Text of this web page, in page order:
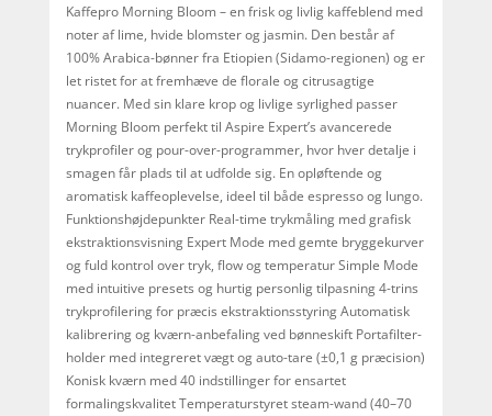
Kaffepro Morning Bloom – en frisk og livlig kaffeblend med
noter af lime, hvide blomster og jasmin. Den består af
100% Arabica-bønner fra Etiopien (Sidamo-regionen) og er
let ristet for at fremhæve de florale og citrusagtige
nuancer. Med sin klare krop og livlige syrlighed passer
Morning Bloom perfekt til Aspire Expert’s avancerede
trykprofiler og pour-over-programmer, hvor hver detalje i
smagen får plads til at udfolde sig. En opløftende og
aromatisk kaffeoplevelse, ideel til både espresso og lungo.
Funktionshøjdepunkter Real-time trykmåling med grafisk
ekstraktionsvisning Expert Mode med gemte bryggekurver
og fuld kontrol over tryk, flow og temperatur Simple Mode
med intuitive presets og hurtig personlig tilpasning 4-trins
trykprofilering for præcis ekstraktionsstyring Automatisk
kalibrering og kværn-anbefaling ved bønneskift Portafilter-
holder med integreret vægt og auto-tare (±0,1 g præcision)
Konisk kværn med 40 indstillinger for ensartet
formalingskvalitet Temperaturstyret steam-wand (40–70